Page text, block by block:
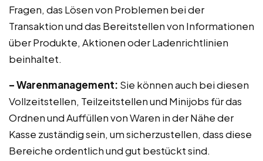
Fragen, das Lösen von Problemen bei der
Transaktion und das Bereitstellen von Informationen
über Produkte, Aktionen oder Ladenrichtlinien
beinhaltet.
– Warenmanagement: Sie können auch bei diesen
Vollzeitstellen, Teilzeitstellen und Minijobs für das
Ordnen und Auffüllen von Waren in der Nähe der
Kasse zuständig sein, um sicherzustellen, dass diese
Bereiche ordentlich und gut bestückt sind.